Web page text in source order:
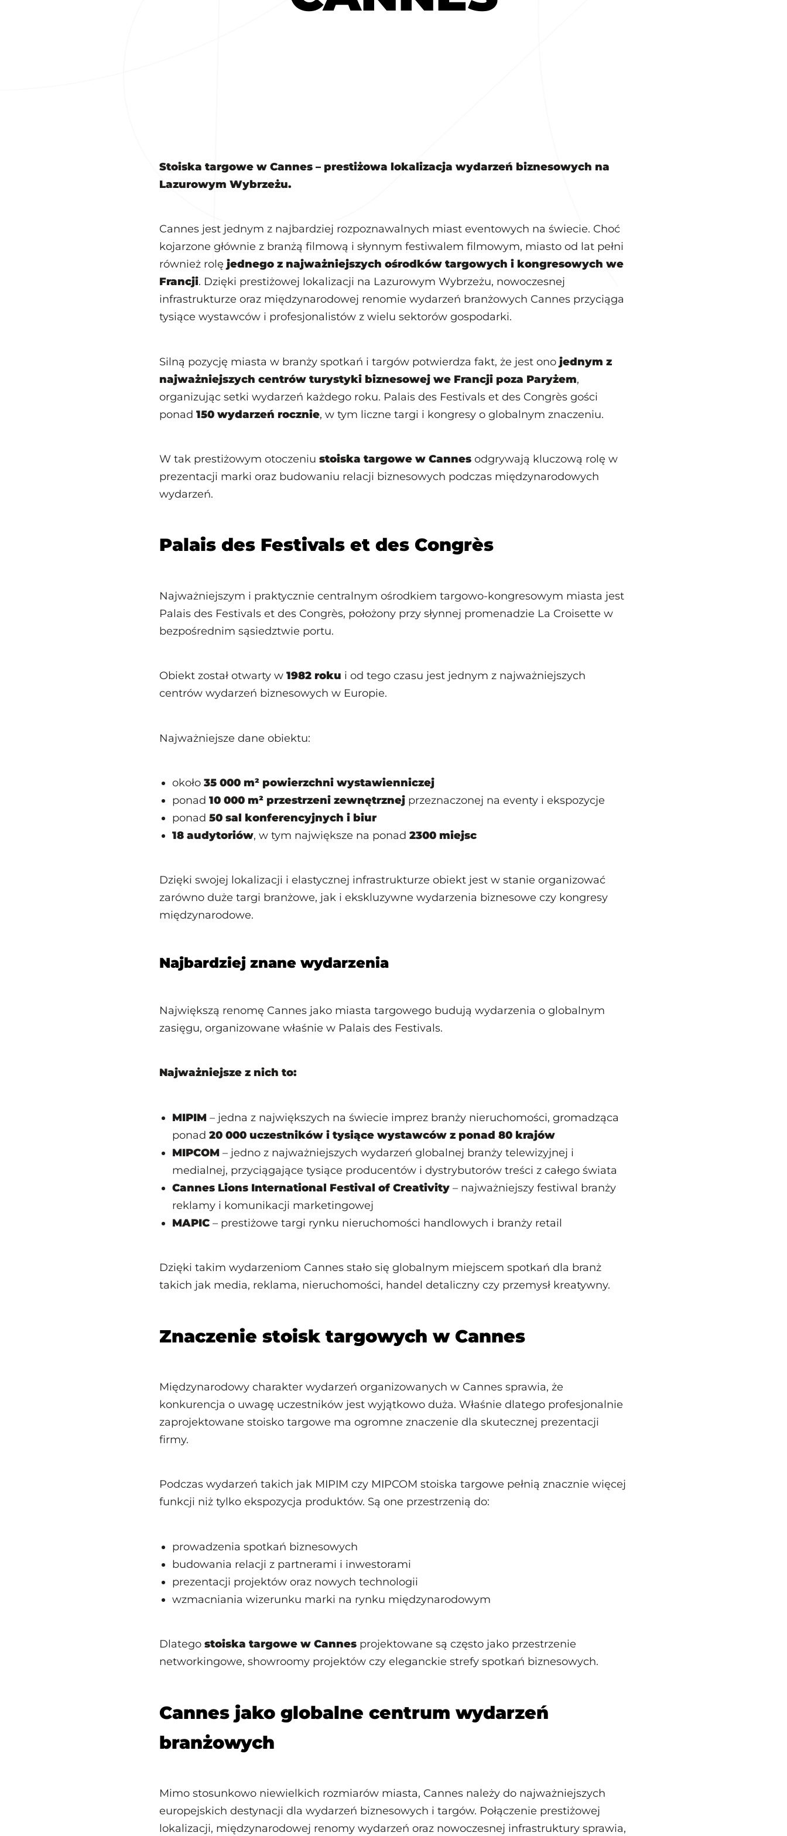
Stoiska targowe w Cannes – prestiżowa lokalizacja wydarzeń biznesowych na
Lazurowym Wybrzeżu.
Cannes jest jednym z najbardziej rozpoznawalnych miast eventowych na świecie. Choć
kojarzone głównie z branżą filmową i słynnym festiwalem filmowym, miasto od lat pełni
również rolę jednego z najważniejszych ośrodków targowych i kongresowych we
Francji. Dzięki prestiżowej lokalizacji na Lazurowym Wybrzeżu, nowoczesnej
infrastrukturze oraz międzynarodowej renomie wydarzeń branżowych Cannes przyciąga
tysiące wystawców i profesjonalistów z wielu sektorów gospodarki.
Silną pozycję miasta w branży spotkań i targów potwierdza fakt, że jest ono jednym z
najważniejszych centrów turystyki biznesowej we Francji poza Paryżem,
organizując setki wydarzeń każdego roku. Palais des Festivals et des Congrès gości
ponad 150 wydarzeń rocznie, w tym liczne targi i kongresy o globalnym znaczeniu.
W tak prestiżowym otoczeniu stoiska targowe w Cannes odgrywają kluczową rolę w
prezentacji marki oraz budowaniu relacji biznesowych podczas międzynarodowych
wydarzeń.
Palais des Festivals et des Congrès
Najważniejszym i praktycznie centralnym ośrodkiem targowo-kongresowym miasta jest
Palais des Festivals et des Congrès, położony przy słynnej promenadzie La Croisette w
bezpośrednim sąsiedztwie portu.
Obiekt został otwarty w 1982 roku i od tego czasu jest jednym z najważniejszych
centrów wydarzeń biznesowych w Europie.
Najważniejsze dane obiektu:
około 35 000 m² powierzchni wystawienniczej
ponad 10 000 m² przestrzeni zewnętrznejprzeznaczonej na eventy i ekspozycje
ponad 50 sal konferencyjnych i biur
18 audytoriów, w tym największe na ponad 2300 miejsc
Dzięki swojej lokalizacji i elastycznej infrastrukturze obiekt jest w stanie organizować
zarówno duże targi branżowe, jak i ekskluzywne wydarzenia biznesowe czy kongresy
międzynarodowe.
Najbardziej znane wydarzenia
Największą renomę Cannes jako miasta targowego budują wydarzenia o globalnym
zasięgu, organizowane właśnie w Palais des Festivals.
Najważniejsze z nich to:
MIPIM– jedna z największych na świecie imprez branży nieruchomości, gromadząca
ponad 20 000 uczestników i tysiące wystawców z ponad 80 krajów
MIPCOM– jedno z najważniejszych wydarzeń globalnej branży telewizyjnej i
medialnej, przyciągające tysiące producentów i dystrybutorów treści z całego świata
Cannes Lions International Festival of Creativity– najważniejszy festiwal branży
reklamy i komunikacji marketingowej
MAPIC– prestiżowe targi rynku nieruchomości handlowych i branży retail
Dzięki takim wydarzeniom Cannes stało się globalnym miejscem spotkań dla branż
takich jak media, reklama, nieruchomości, handel detaliczny czy przemysł kreatywny.
Znaczenie stoisk targowych w Cannes
Międzynarodowy charakter wydarzeń organizowanych w Cannes sprawia, że
konkurencja o uwagę uczestników jest wyjątkowo duża. Właśnie dlatego profesjonalnie
zaprojektowane stoisko targowe ma ogromne znaczenie dla skutecznej prezentacji
firmy.
Podczas wydarzeń takich jak MIPIM czy MIPCOM stoiska targowe pełnią znacznie więcej
funkcji niż tylko ekspozycja produktów. Są one przestrzenią do:
prowadzenia spotkań biznesowych
budowania relacji z partnerami i inwestorami
prezentacji projektów oraz nowych technologii
wzmacniania wizerunku marki na rynku międzynarodowym
Dlatego stoiska targowe w Cannes projektowane są często jako przestrzenie
networkingowe, showroomy projektów czy eleganckie strefy spotkań biznesowych.
Cannes jako globalne centrum wydarzeń
branżowych
Mimo stosunkowo niewielkich rozmiarów miasta, Cannes należy do najważniejszych
europejskich destynacji dla wydarzeń biznesowych i targów. Połączenie prestiżowej
lokalizacji, międzynarodowej renomy wydarzeń oraz nowoczesnej infrastruktury sprawia,